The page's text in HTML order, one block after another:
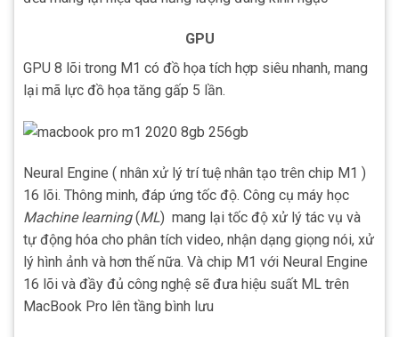
GPU
GPU 8 lõi trong M1 có đồ họa tích hợp siêu nhanh, mang
lại mã lực đồ họa tăng gấp 5 lần.
Neural Engine ( nhân xử lý trí tuệ nhân tạo trên chip M1 )
16 lõi. Thông minh, đáp ứng tốc độ. Công cụ máy học
Machine learning(ML) mang lại tốc độ xử lý tác vụ và
tự động hóa cho phân tích video, nhận dạng giọng nói, xử
lý hình ảnh và hơn thế nữa. Và chip M1 với Neural Engine
16 lõi và đầy đủ công nghệ sẽ đưa hiệu suất ML trên
MacBook Pro lên tầng bình lưu